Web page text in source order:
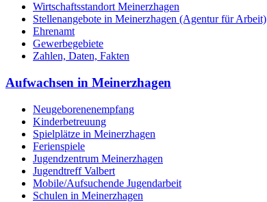
Wirtschaftsstandort Meinerzhagen
Stellenangebote in Meinerzhagen (Agentur für Arbeit)
Ehrenamt
Gewerbegebiete
Zahlen, Daten, Fakten
Aufwachsen in Meinerzhagen
Neugeborenenempfang
Kinderbetreuung
Spielplätze in Meinerzhagen
Ferienspiele
Jugendzentrum Meinerzhagen
Jugendtreff Valbert
Mobile/Aufsuchende Jugendarbeit
Schulen in Meinerzhagen